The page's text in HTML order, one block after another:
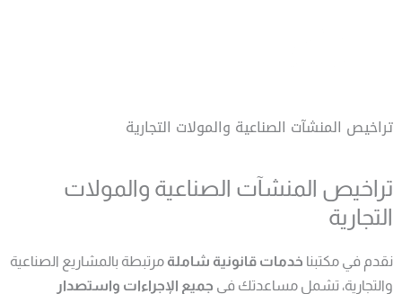
تراخيص المنشآت الصناعية والمولات التجارية
تراخيص المنشآت الصناعية والمولات
التجارية
نقدم في مكتبناخدمات قانونية شاملةمرتبطة بالمشاريع الصناعية
والتجارية، تشمل مساعدتك في جميع الإجراءات واستصدار